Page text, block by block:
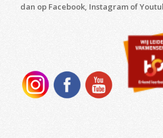
dan op Facebook, Instagram of